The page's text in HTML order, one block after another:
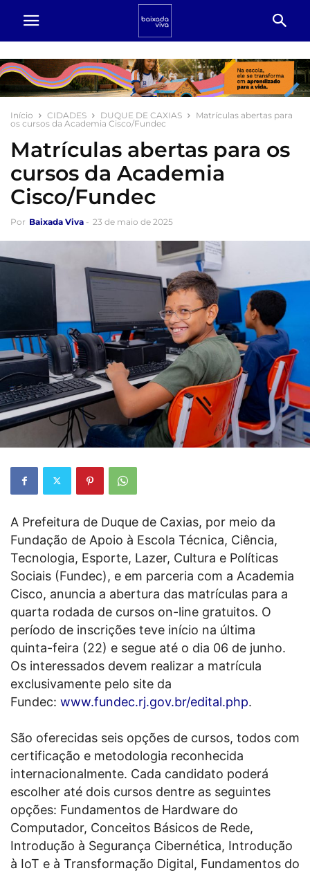
Início CIDADES DUQUE DE CAXIAS
Matrículas abertas para
os cursos da Academia Cisco/Fundec
Matrículas abertas para os
cursos da Academia
Cisco/Fundec
Por Baixada Viva - 23 de maio de 2025
A Prefeitura de Duque de Caxias, por meio da
Fundação de Apoio à Escola Técnica, Ciência,
Tecnologia, Esporte, Lazer, Cultura e Políticas
Sociais (Fundec), e em parceria com a Academia
Cisco, anuncia a abertura das matrículas para a
quarta rodada de cursos on-line gratuitos. O
período de inscrições teve início na última
quinta-feira (22) e segue até o dia 06 de junho.
Os interessados devem realizar a matrícula
exclusivamente pelo site da
Fundec: www.fundec.rj.gov.br/edital.php.
São oferecidas seis opções de cursos, todos com
certificação e metodologia reconhecida
internacionalmente. Cada candidato poderá
escolher até dois cursos dentre as seguintes
opções: Fundamentos de Hardware do
Computador, Conceitos Básicos de Rede,
Introdução à Segurança Cibernética, Introdução
à IoT e à Transformação Digital, Fundamentos do